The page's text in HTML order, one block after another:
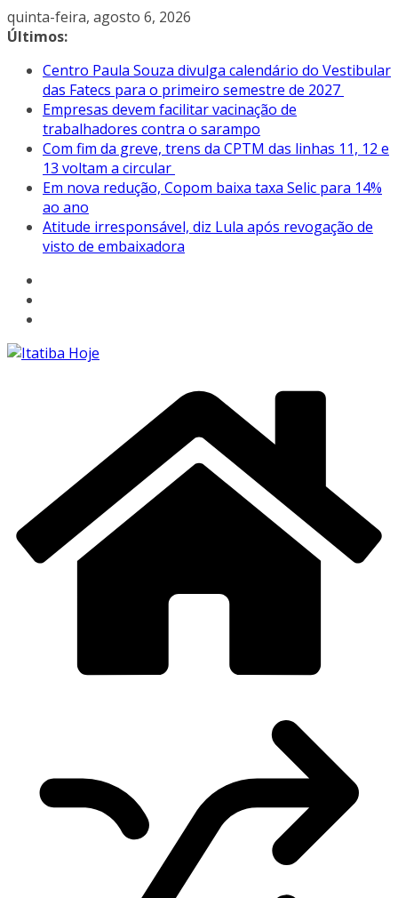
Pular
para
conteúdo
quinta-feira, agosto 6, 2026
Últimos:
Centro Paula Souza divulga calendário do Vestibular
das Fatecs para o primeiro semestre de 2027
Empresas devem facilitar vacinação de
trabalhadores contra o sarampo
Com fim da greve, trens da CPTM das linhas 11, 12 e
13 voltam a circular
Em nova redução, Copom baixa taxa Selic para 14%
ao ano
Atitude irresponsável, diz Lula após revogação de
visto de embaixadora